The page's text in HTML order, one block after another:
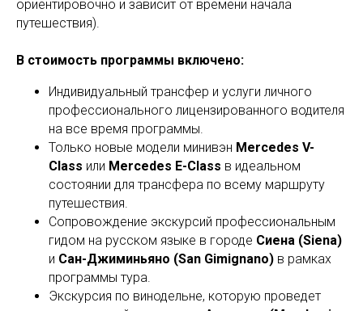
ориентировочно и зависит от времени начала
путешествия).
В стоимость программы включено:
Индивидуальный трансфер и услуги личного
профессионального лицензированного водителя
на все время программы.
Только новые модели минивэн Mercedes V-
Class или Mercedes E-Class в идеальном
состоянии для трансфера по всему маршруту
путешествия.
Сопровождение экскурсий профессиональным
гидом на русском языке в городе Сиена (Siena)
и Сан-Джиминьяно (San Gimignano) в рамках
программы тура.
Экскурсия по винодельне, которую проведет